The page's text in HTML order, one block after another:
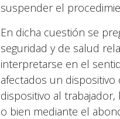
suspender el
En dicha cuestión se
seguridad y de salud
interpretarse en el
afectados un
dispositivo al
o bien mediante el